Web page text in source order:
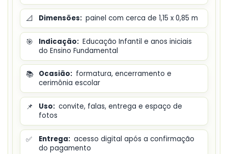
📐 Dimensões: painel com cerca de 1,15 x 0,85 m
🎯 Indicação: Educação Infantil e anos iniciais
do Ensino Fundamental
📚 Ocasião: formatura, encerramento e
cerimônia escolar
📌 Uso: convite, falas, entrega e espaço de
fotos
✅ Entrega: acesso digital após a confirmação
do pagamento